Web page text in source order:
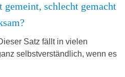
schlecht gemacht
Satz fällt in vielen
selbstverständlich, wenn es